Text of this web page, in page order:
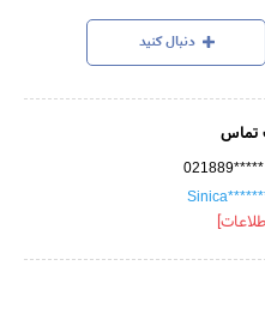
دنبال کنید
تماس
021889*****